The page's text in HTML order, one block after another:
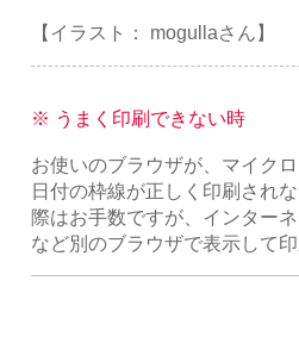
【イラスト： mogullaさん】
※ うまく印刷できない時
お使いのブラウザが、マイク
日付の枠線が正しく印刷され
際はお手数ですが、インター
など別のブラウザで表示して印